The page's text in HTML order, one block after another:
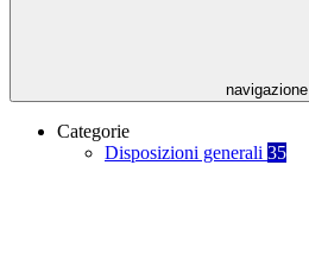
navigazione
Categorie
Disposizioni generali 35